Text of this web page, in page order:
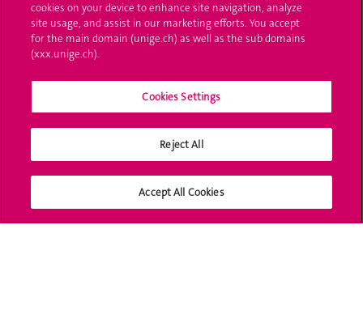
UNIGE Mobile
Médias
Offres d'emploi
Bibliothèque
Médias sociaux UNIGE
cookies on your device to enhance site navigation, analyze
site usage, and assist in our marketing efforts. You accept
for the main domain (unige.ch) as well as the sub domains
(xxx.unige.ch).
Cookies Settings
Reject All
Accept All Cookies